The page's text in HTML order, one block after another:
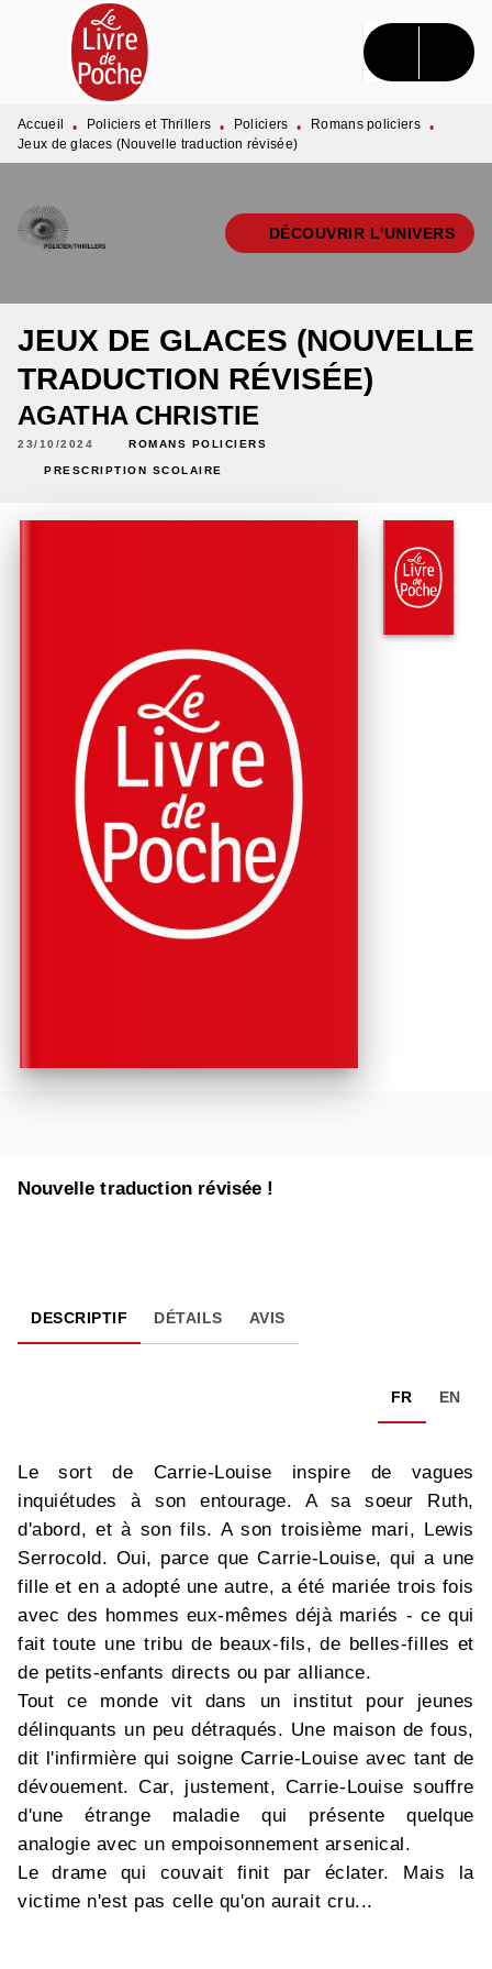
MENU RECHERCHE CONTENU
PIED DE PAGE
Accueil • Policiers et Thrillers • Policiers • Romans policiers •
Jeux de glaces (Nouvelle traduction révisée)
DÉCOUVRIR L'UNIVERS
JEUX DE GLACES (NOUVELLE
TRADUCTION RÉVISÉE)
AGATHA CHRISTIE
23/10/2024 ROMANS POLICIERS
PRESCRIPTION SCOLAIRE
Nouvelle traduction révisée !
DESCRIPTIF DÉTAILS AVIS
FR EN
Le sort de Carrie-Louise inspire de vagues
inquiétudes à son entourage. A sa soeur Ruth,
d'abord, et à son fils. A son troisième mari, Lewis
Serrocold. Oui, parce que Carrie-Louise, qui a une
fille et en a adopté une autre, a été mariée trois fois
avec des hommes eux-mêmes déjà mariés - ce qui
fait toute une tribu de beaux-fils, de belles-filles et
de petits-enfants directs ou par alliance.
Tout ce monde vit dans un institut pour jeunes
délinquants un peu détraqués. Une maison de fous,
dit l'infirmière qui soigne Carrie-Louise avec tant de
dévouement. Car, justement, Carrie-Louise souffre
d'une étrange maladie qui présente quelque
analogie avec un empoisonnement arsenical.
Le drame qui couvait finit par éclater. Mais la
victime n'est pas celle qu'on aurait cru...